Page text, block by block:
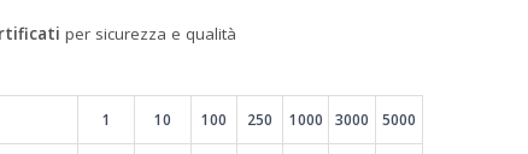
per sicurezza e qualità
1 10 100 250 1000 3000 5000